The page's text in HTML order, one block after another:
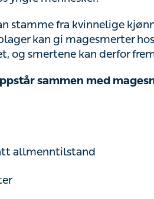
fra kvinnelige
kan gi magesmerter hos
kan derfor fremstå atypiske.
sammen med